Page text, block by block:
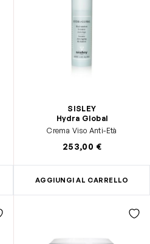
SISLEY
Hydra Global
Crema Viso Anti-Età
253,00 €
AGGIUNGI AL CARRELLO